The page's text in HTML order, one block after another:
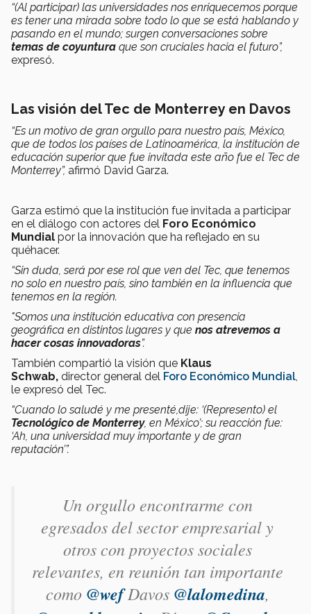
“(Al participar) las universidades nos enriquecemos porque
es tener una mirada sobre todo lo que se está hablando y
pasando en el mundo; surgen conversaciones sobre
temas de coyuntura que son cruciales hacia el futuro”,
expresó.
Las visión del Tec de Monterrey en Davos
“Es un motivo de gran orgullo para nuestro país, México,
que de todos los países de Latinoamérica, la institución de
educación superior que fue invitada este año fue el Tec de
Monterrey”, afirmó David Garza.
Garza estimó que la institución fue invitada a participar
en el diálogo con actores del Foro Económico
Mundial por la innovación que ha reflejado en su
quéhacer.
“Sin duda, será por ese rol que ven del Tec, que tenemos
no solo en nuestro país, sino también en la influencia que
tenemos en la región.
"Somos una institución educativa con presencia
geográfica en distintos lugares y que nos atrevemos a
hacer cosas innovadoras”.
También compartió la visión que Klaus
Schwab, director general del Foro Económico Mundial,
le expresó del Tec.
“Cuando lo saludé y me presenté,dije: ‘(Represento) el
Tecnológico de Monterrey, en México’; su reacción fue:
‘Ah, una universidad muy importante y de gran
reputación’”.
Un orgullo encontrarme con
egresados del sector empresarial y
otros con proyectos sociales
relevantes, en reunión tan importante
como @wefDavos @lalomedina,